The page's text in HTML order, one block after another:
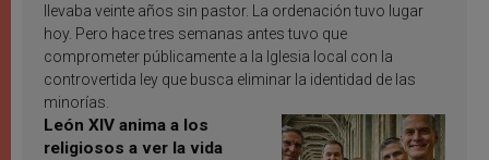
llevaba veinte años sin pastor. La ordenación tuvo lugar
hoy. Pero hace tres semanas antes tuvo que
comprometer públicamente a la Iglesia local con la
controvertida ley que busca eliminar la identidad de las
minorías.
León XIV anima a los
religiosos a ver la vida